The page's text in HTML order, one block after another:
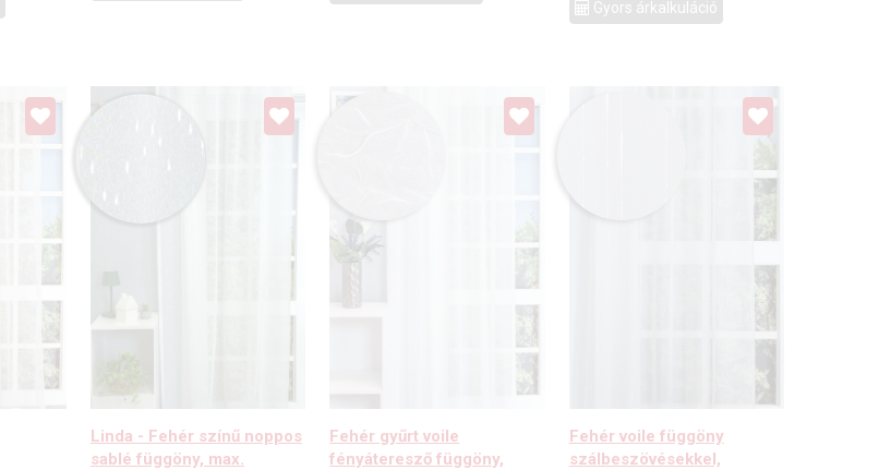
Gyors árkalkuláció
Linda - Fehér színű noppos
sablé függöny, max.
Fehér gyűrt voile
fényáteresző függöny,
Fehér voile függöny
szálbeszövésekkel,